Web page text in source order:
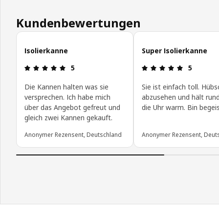
Kundenbewertungen
Kundenbewertungen überspringen
Isolierkanne
Produktbewertung: 5 von 5 Sterne
5
Die Kannen halten was sie
versprechen. Ich habe mich
über das Angebot gefreut und
gleich zwei Kannen gekauft.
Anonymer Rezensent, Deutschland
Super Isolierkanne
5
Sie ist einfach toll.
abzusehen und hält
die Uhr warm. Bin
Anonymer Rezensent,